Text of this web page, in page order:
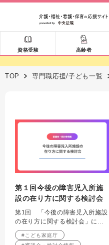
資格受験 高齢者
TOP 専門職応援/子ども一覧
第１回今後の障害児入所施
設の在り方に関する検討会
第1回 「今後の障害児入所施設
の在り方に関する検討会」につ
いて紹介します
#こども家庭庁